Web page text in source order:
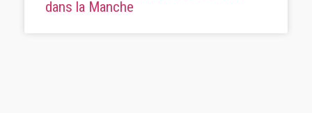
dans la Manche